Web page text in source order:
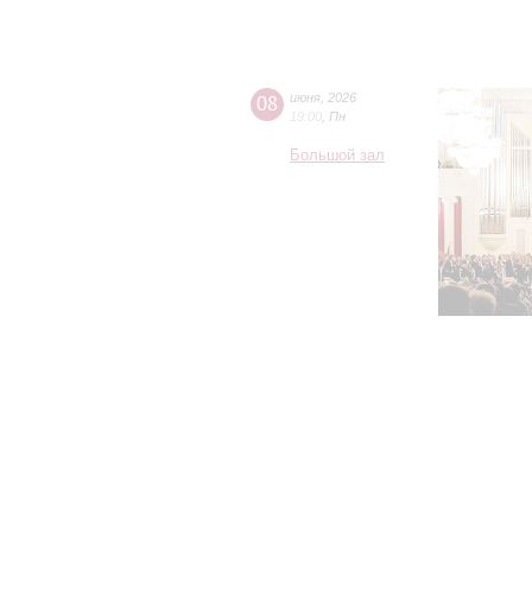
08 июня 2026
19:00 Пн
Большой зал